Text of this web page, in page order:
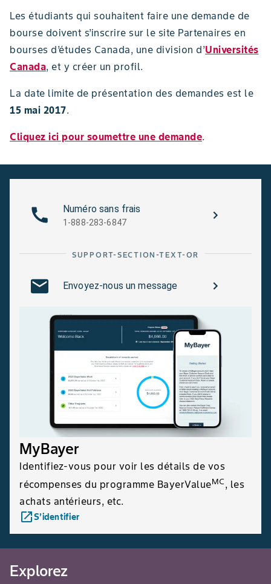
Les étudiants qui souhaitent faire une demande de
bourse doivent s’inscrire sur le site Partenaires en
bourses d’études Canada, une division d’Universités
Canada, et y créer un profil.
La date limite de présentation des demandes est le
15 mai 2017.
Cliquez ici pour soumettre une demande.
Numéro sans frais
1-888-283-6847
SUPPORT-SECTION-TEXT-OR
Envoyez-nous un message
MyBayer
Identifiez-vous pour voir les détails de vos
récompenses du programme BayerValueMC, les
achats antérieurs, etc.
launchS’identifier
Explorez